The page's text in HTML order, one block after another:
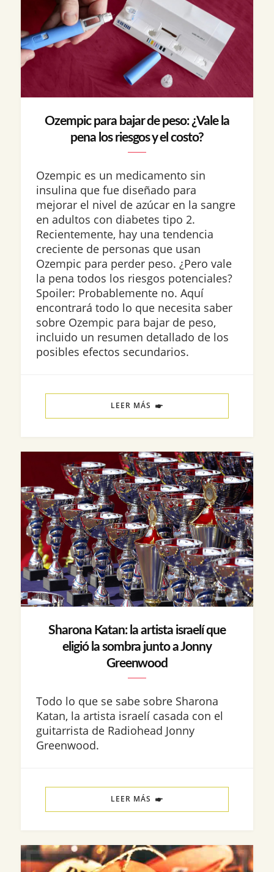
Ozempic para bajar de peso: ¿Vale la
pena los riesgos y el costo?
Ozempic es un medicamento sin
insulina que fue diseñado para
mejorar el nivel de azúcar en la sangre
en adultos con diabetes tipo 2.
Recientemente, hay una tendencia
creciente de personas que usan
Ozempic para perder peso. ¿Pero vale
la pena todos los riesgos potenciales?
Spoiler: Probablemente no. Aquí
encontrará todo lo que necesita saber
sobre Ozempic para bajar de peso,
incluido un resumen detallado de los
posibles efectos secundarios.
LEER MÁS
Sharona Katan: la artista israelí que
eligió la sombra junto a Jonny
Greenwood
Todo lo que se sabe sobre Sharona
Katan, la artista israelí casada con el
guitarrista de Radiohead Jonny
Greenwood.
LEER MÁS